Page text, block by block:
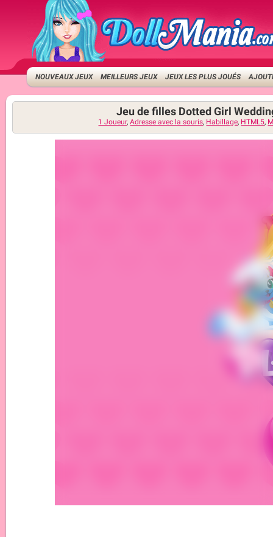
NOUVEAUX JEUX MEILLEURS JEUX JEUX LES PLUS JOUÉS
Jeu de filles Dotted Girl
1 Joueur,Adresse avec la souris, Habillage, HTML5,